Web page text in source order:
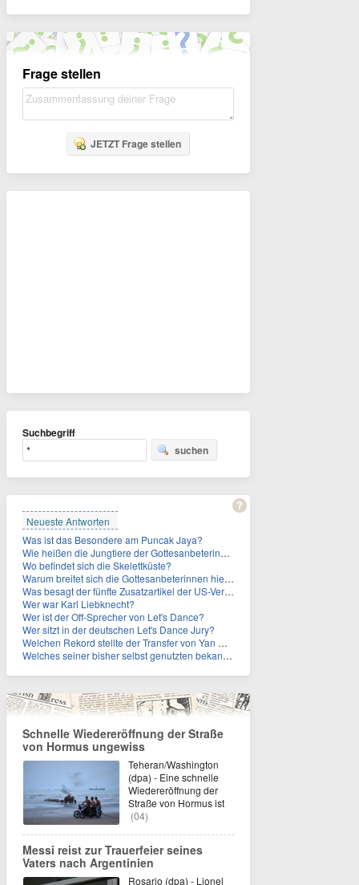
Frage stellen
JETZT Frage stellen
Suchbegriff
suchen
Neueste Antworten
Was ist das Besondere am Puncak Jaya?
Wie heißen die Jungtiere der Gottesanbeterinnen?
Wo befindet sich die Skelettküste?
Warum breitet sich die Gottesanbeterinnen hierzulande immer weiter aus?
Was besagt der fünfte Zusatzartikel der US-Verfassung, auf den sich Fauci berief?
Wer war Karl Liebknecht?
Wer ist der Off-Sprecher von Let's Dance?
Wer sitzt in der deutschen Let's Dance Jury?
Welchen Rekord stellte der Transfer von Yan Diomande zudem auf?
Welches seiner bisher selbst genutzten bekannten Gebäude verpachtet der Vatikan nun?
Schnelle Wiedereröffnung der Straße
von Hormus ungewiss
Teheran/Washington
(dpa) - Eine schnelle
Wiedereröffnung der
Straße von Hormus ist
(04)
Messi reist zur Trauerfeier seines
Vaters nach Argentinien
Rosario (dpa) - Lionel